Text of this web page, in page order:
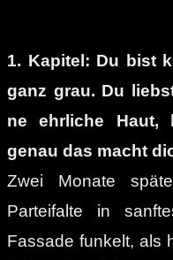
1. Kapitel: Du bist
ganz grau. Du
ne ehrliche Haut,
genau das macht
Zwei Monate
Parteifalte in
Fassade funkelt, als